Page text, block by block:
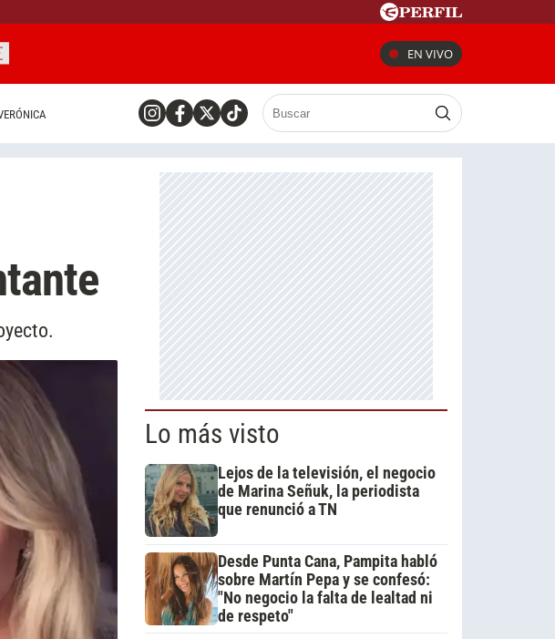
EN VIVO
Lo más visto
Lejos de la televisión, el negocio
de Marina Señuk, la periodista
que renunció a TN
Desde Punta Cana, Pampita habló
sobre Martín Pepa y se confesó:
"No negocio la falta de lealtad ni
de respeto"